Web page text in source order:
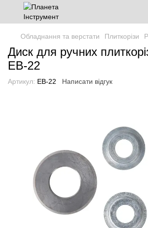
Обладнання та верстати Плиткорізи
Диск для ручних
EB-22
Артикул: EB-22 Написати відгук